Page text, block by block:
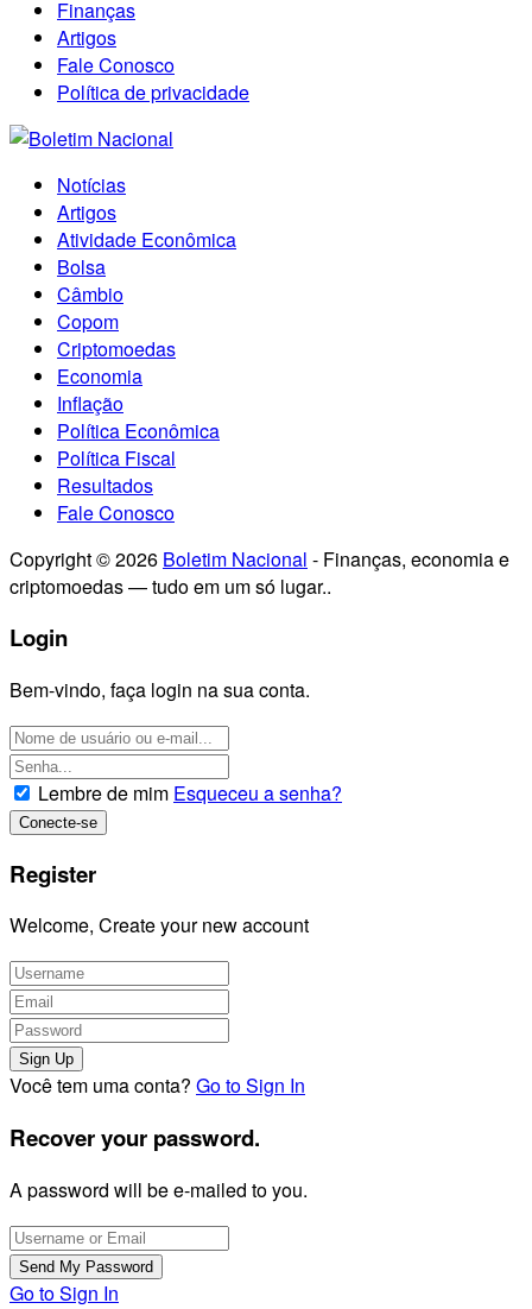
Finanças
Artigos
Fale Conosco
Política de privacidade
Notícias
Artigos
Atividade Econômica
Bolsa
Câmbio
Copom
Criptomoedas
Economia
Inflação
Política Econômica
Política Fiscal
Resultados
Fale Conosco
Copyright © 2026 Boletim Nacional - Finanças, economia e
criptomoedas — tudo em um só lugar..
Login
Bem-vindo, faça login na sua conta.
Lembre de mim Esqueceu a senha?
Register
Welcome, Create your new account
Você tem uma conta? Go to Sign In
Recover your password.
A password will be e-mailed to you.
Go to Sign In